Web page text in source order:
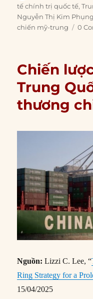
on
tế chính trị quốc tế,
Nguyễn Thị Kim Phụng
chiến mỹ-trung
0
Chiến
Trung
thương
Nguồn: Lizzi C. Lee, “
Ring Strategy for a
15/04/2025